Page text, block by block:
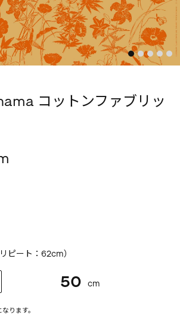
コットンファブリッ
ピート：62cm）
50 cm
ります。